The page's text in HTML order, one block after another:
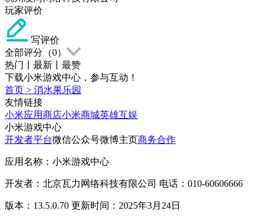
玩家评价
写评价
全部评分（0）
热门
最新
最赞
下载小米游戏中心，参与互动！
首页 > 消水果乐园
友情链接
小米应用商店小米商城英雄互娱
小米游戏中心
开发者平台微信公众号微博主页商务合作
应用名称：小米游戏中心
开发者：北京瓦力网络科技有限公司 电话：010-60606666
版本：13.5.0.70 更新时间：2025年3月24日